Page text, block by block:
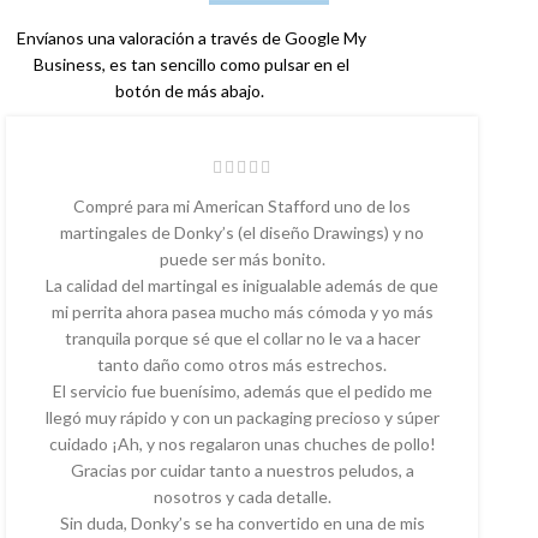
Envíanos una valoración a través de Google My
Business, es tan sencillo como pulsar en el
botón de más abajo.
Compré para mi American Stafford uno de los
martingales de Donky’s (el diseño Drawings) y no
puede ser más bonito.
La calidad del martingal es inigualable además de que
mi perrita ahora pasea mucho más cómoda y yo más
tranquila porque sé que el collar no le va a hacer
tanto daño como otros más estrechos.
El servicio fue buenísimo, además que el pedido me
llegó muy rápido y con un packaging precioso y súper
cuidado ¡Ah, y nos regalaron unas chuches de pollo!
Gracias por cuidar tanto a nuestros peludos, a
nosotros y cada detalle.
Sin duda, Donky’s se ha convertido en una de mis